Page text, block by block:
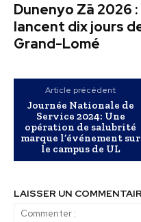
Dunenyo Zā 2026
lancent dix jours
Grand-Lomé
Article précédent
Journée Nationale de
Service 2024: Une
opération de salubrité
marque l’événement sur
le campus de UL
LAISSER UN